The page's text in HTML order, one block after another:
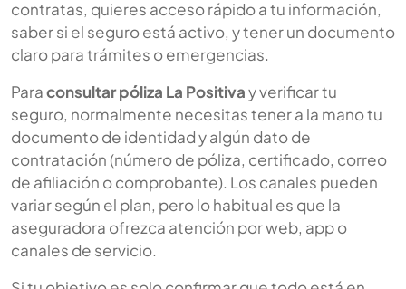
contratas, quieres acceso rápido a tu información,
saber si el seguro está activo, y tener un documento
claro para trámites o emergencias.
Paraconsultar póliza La Positivay verificar tu
seguro, normalmente necesitas tener a la mano tu
documento de identidad y algún dato de
contratación (número de póliza, certificado, correo
de afiliación o comprobante). Los canales pueden
variar según el plan, pero lo habitual es que la
aseguradora ofrezca atención por web, app o
canales de servicio.